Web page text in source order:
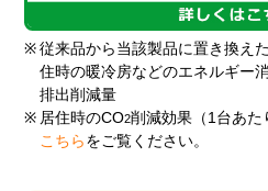
※ 従来品から当該製品に置き換え
住時の暖冷房などのエネルギー
排出削減量
※ 居住時のCO2削減効果（1台あた
こちら をご覧ください。